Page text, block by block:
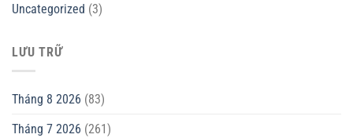
Uncategorized (3)
LƯU TRỮ
Tháng 8 2026 (83)
Tháng 7 2026 (261)